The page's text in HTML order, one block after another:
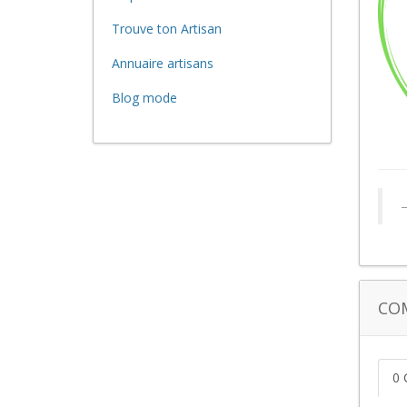
Trouve ton Artisan
Annuaire artisans
Blog mode
0